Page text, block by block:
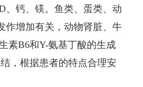
、钙、镁。鱼类、蛋类、动
作增加有关，动物肾脏、牛
素B6和Y-氨基丁酸的生成
，根据患者的特点合理安